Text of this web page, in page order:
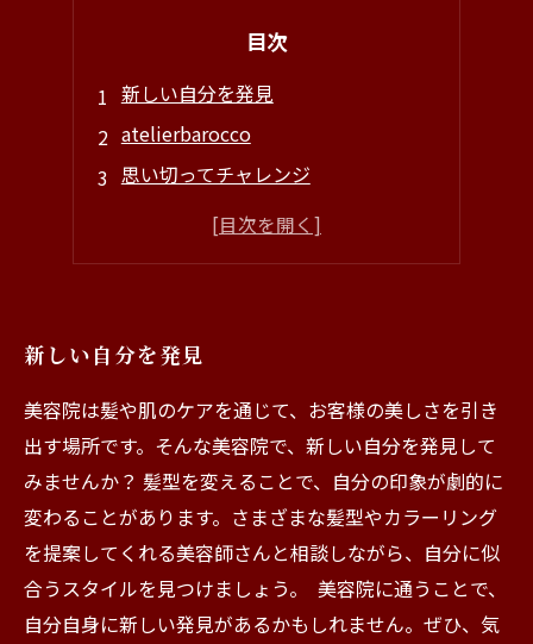
目次
新しい自分を発見
atelierbarocco
思い切ってチャレンジ
新しい自分を発見
美容院は髪や肌のケアを通じて、お客様の美しさを引き
出す場所です。そんな美容院で、新しい自分を発見して
みませんか？ 髪型を変えることで、自分の印象が劇的に
変わることがあります。さまざまな髪型やカラーリング
を提案してくれる美容師さんと相談しながら、自分に似
合うスタイルを見つけましょう。 美容院に通うことで、
自分自身に新しい発見があるかもしれません。ぜひ、気